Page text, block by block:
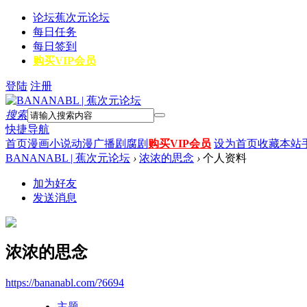
论坛蕉次元论坛
每日任务
每日签到
购买VIP会员
登陆 注册
搜索
快捷导航
首页漫画小说动漫广播剧 腐剧 购买VIP会员 设为首页收藏本站
BANANABL | 蕉次元论坛 › 浓浓的思念 › 个人资料
加为好友
发送消息
浓浓的思念
https://bananabl.com/?6694